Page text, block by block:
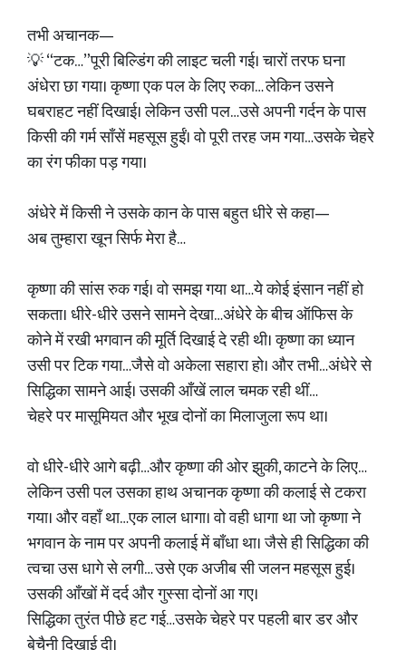
तभी अचानक—
💡 “टक…”पूरी बिल्डिंग की लाइट चली गई। चारों तरफ घना
अंधेरा छा गया। कृष्णा एक पल के लिए रुका… लेकिन उसने
घबराहट नहीं दिखाई। लेकिन उसी पल…उसे अपनी गर्दन के पास
किसी की गर्म साँसें महसूस हुईं। वो पूरी तरह जम गया…उसके चेहरे
का रंग फीका पड़ गया।
अंधेरे में किसी ने उसके कान के पास बहुत धीरे से कहा—
अब तुम्हारा खून सिर्फ मेरा है…
कृष्णा की सांस रुक गई। वो समझ गया था…ये कोई इंसान नहीं हो
सकता। धीरे-धीरे उसने सामने देखा…अंधेरे के बीच ऑफिस के
कोने में रखी भगवान की मूर्ति दिखाई दे रही थी। कृष्णा का ध्यान
उसी पर टिक गया…जैसे वो अकेला सहारा हो। और तभी…अंधेरे से
सिद्धिका सामने आई। उसकी आँखें लाल चमक रही थीं…
चेहरे पर मासूमियत और भूख दोनों का मिलाजुला रूप था।
वो धीरे-धीरे आगे बढ़ी…और कृष्णा की ओर झुकी, काटने के लिए…
लेकिन उसी पल उसका हाथ अचानक कृष्णा की कलाई से टकरा
गया। और वहाँ था…एक लाल धागा। वो वही धागा था जो कृष्णा ने
भगवान के नाम पर अपनी कलाई में बाँधा था। जैसे ही सिद्धिका की
त्वचा उस धागे से लगी… उसे एक अजीब सी जलन महसूस हुई।
उसकी आँखों में दर्द और गुस्सा दोनों आ गए।
सिद्धिका तुरंत पीछे हट गई…उसके चेहरे पर पहली बार डर और